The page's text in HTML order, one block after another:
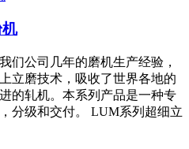
们公司几年的磨机生产经验，
立磨技术，吸收了世界各地的
的轧机。本系列产品是一种专
分级和交付。 LUM系列超细立